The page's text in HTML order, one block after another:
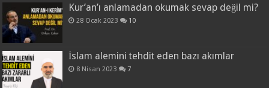
Kur’an’ı anlamadan okumak sevap değil mi?
28 Ocak 2023 10
İslam alemini tehdit eden bazı akımlar
8 Nisan 2023 7